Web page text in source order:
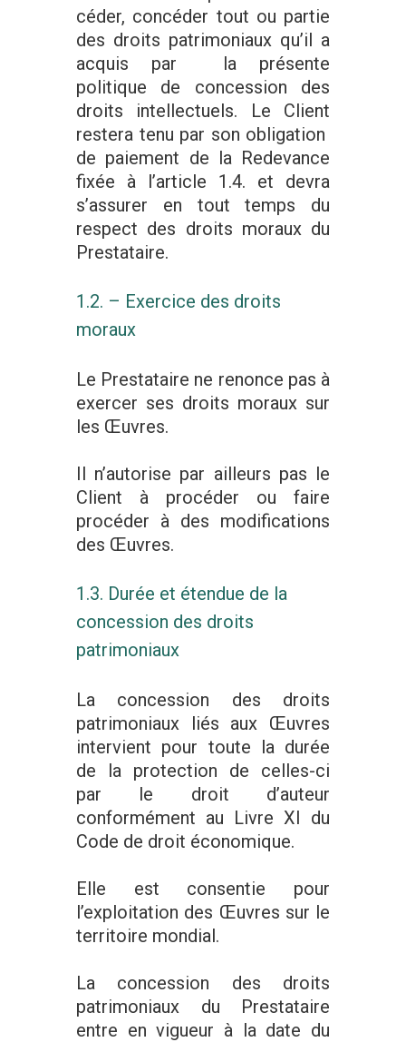
céder, concéder tout ou partie
des droits patrimoniaux qu’il a
acquis par la présente
politique de concession des
droits intellectuels. Le Client
restera tenu par son obligation
de paiement de la Redevance
fixée à l’article 1.4. et devra
s’assurer en tout temps du
respect des droits moraux du
Prestataire.
1.2. – Exercice des droits
moraux
Le Prestataire ne renonce pas à
exercer ses droits moraux sur
les Œuvres.
Il n’autorise par ailleurs pas le
Client à procéder ou faire
procéder à des modifications
des Œuvres.
1.3. Durée et étendue de la
concession des droits
patrimoniaux
La concession des droits
patrimoniaux liés aux Œuvres
intervient pour toute la durée
de la protection de celles-ci
par le droit d’auteur
conformément au Livre XI du
Code de droit économique.
Elle est consentie pour
l’exploitation des Œuvres sur le
territoire mondial.
La concession des droits
patrimoniaux du Prestataire
entre en vigueur à la date du